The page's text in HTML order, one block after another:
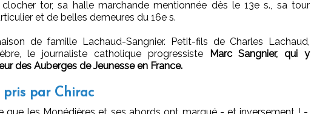
tor, sa halle marchande mentionnée dès le 13e s., sa tour
et de belles demeures du 16e s.
de famille Lachaud-Sangnier. Petit-fils de Charles Lachaud,
le journaliste catholique progressiste
Marc Sangnier, qui y
des Auberges de Jeunesse en France.
pris par Chirac